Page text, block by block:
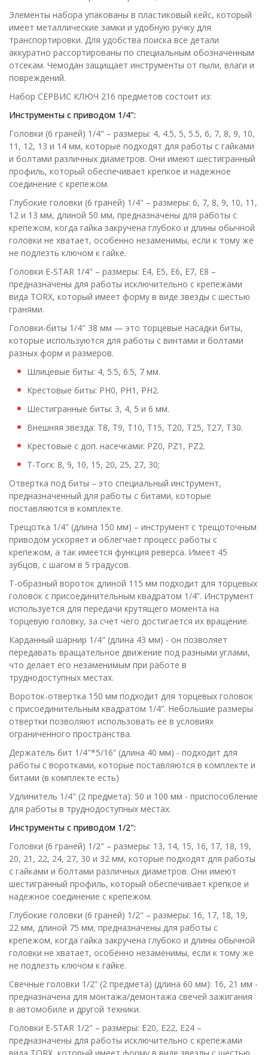
Элементы набора упакованы в пластиковый кейс, который
имеет металлические замки и удобную ручку для
транспортировки. Для удобства поиска все детали
аккуратно рассортированы по специальным обозначенным
отсекам. Чемодан защищает инструменты от пыли, влаги и
повреждений.
Набор СЕРВИС КЛЮЧ 216 предметов состоит из:
Инструменты с приводом 1/4":
Головки (6 граней) 1/4" – размеры: 4, 4.5, 5, 5.5, 6, 7, 8, 9, 10,
11, 12, 13 и 14 мм, которые подходят для работы с гайками
и болтами различных диаметров. Они имеют шестигранный
профиль, который обеспечивает крепкое и надежное
соединение с крепежом.
Глубокие головки (6 граней) 1/4" – размеры: 6, 7, 8, 9, 10, 11,
12 и 13 мм, длиной 50 мм, предназначены для работы с
крепежом, когда гайка закручена глубоко и длины обычной
головки не хватает, особенно незаменимы, если к тому же
не подлезть ключом к гайке.
Головки E-STAR 1/4" – размеры: Е4, Е5, Е6, Е7, Е8 –
предназначены для работы исключительно с крепежами
вида TORX, который имеет форму в виде звезды с шестью
гранями.
Головки-биты 1/4" 38 мм — это торцевые насадки биты,
которые используются для работы с винтами и болтами
разных форм и размеров.
Шлицевые биты: 4, 5.5, 6.5, 7 мм.
Крестовые биты: PH0, PH1, PH2.
Шестигранные биты: 3, 4, 5 и 6 мм.
Внешняя звезда: T8, T9, T10, T15, T20, T25, T27, T30.
Крестовые с доп. насечками: PZ0, PZ1, PZ2.
T-Torx: 8, 9, 10, 15, 20, 25, 27, 30;
Отвертка под биты – это специальный инструмент,
предназначенный для работы с битами, которые
поставляются в комплекте.
Трещотка 1/4" (длина 150 мм) – инструмент с трещоточным
приводом ускоряет и облегчает процесс работы с
крепежом, а так имеется функция реверса. Имеет 45
зубцов, с шагом в 5 градусов.
Т-образный вороток длиной 115 мм подходит для торцевых
головок с присоединительным квадратом 1/4”. Инструмент
используется для передачи крутящего момента на
торцевую головку, за счет чего достигается их вращение.
Карданный шарнир 1/4" (длина 43 мм) - он позволяет
передавать вращательное движение под разными углами,
что делает его незаменимым при работе в
труднодоступных местах.
Вороток-отвертка 150 мм подходит для торцевых головок
с присоединительным квадратом 1/4”. Небольшие размеры
отвертки позволяют использовать ее в условиях
ограниченного пространства.
Держатель бит 1/4"*5/16” (длина 40 мм) - подходит для
работы с воротками, которые поставляются в комплекте и
битами (в комплекте есть)
Удлинитель 1/4" (2 предмета): 50 и 100 мм - приспособление
для работы в труднодоступных местах.
Инструменты с приводом 1/2":
Головки (6 граней) 1/2" – размеры: 13, 14, 15, 16, 17, 18, 19,
20, 21, 22, 24, 27, 30 и 32 мм, которые подходят для работы
с гайками и болтами различных диаметров. Они имеют
шестигранный профиль, который обеспечивает крепкое и
надежное соединение с крепежом.
Глубокие головки (6 граней) 1/2" – размеры: 16, 17, 18, 19,
22 мм, длиной 75 мм, предназначены для работы с
крепежом, когда гайка закручена глубоко и длины обычной
головки не хватает, особенно незаменимы, если к тому же
не подлезть ключом к гайке.
Свечные головки 1/2” (2 предмета) (длина 60 мм): 16, 21 мм -
предназначена для монтажа/демонтажа свечей зажигания
в автомобиле и другой техники.
Головки E-STAR 1/2" – размеры: Е20, Е22, Е24 –
предназначены для работы исключительно с крепежами